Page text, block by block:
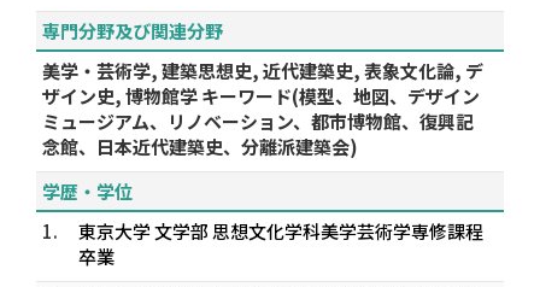
専門分野及び関連分野
美学・芸術学, 建築思想史, 近代建築史, 表象文化論, デ
ザイン史, 博物館学 キーワード(模型、地図、デザイン
ミュージアム、リノベーション、都市博物館、復興記
念館、日本近代建築史、分離派建築会)
学歴・学位
1.
東京大学 文学部 思想文化学科美学芸術学専修課程
卒業